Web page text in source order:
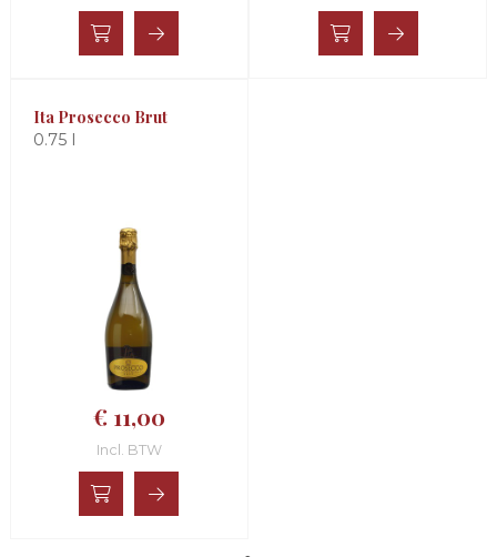
Ita Prosecco Brut
0.75 l
€ 11,00
Incl. BTW